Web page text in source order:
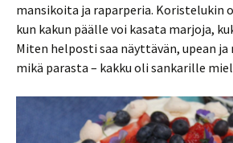
mansikoita ja raparperia. Koristelukin
kun kakun päälle voi kasata marjoja,
Miten helposti saa näyttävän, upean ja
mikä parasta – kakku oli sankarille